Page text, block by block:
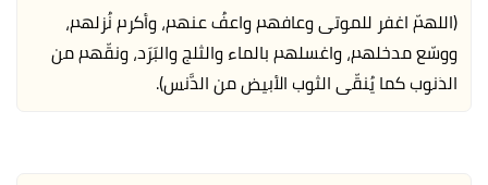
(اللهمّ اغفر للموتى وعافهم واعفُ عنهم، وأكرم نُزلهم،
ووسّع مدخلهم، واغسلهم بالماء والثلج والبَرَد، ونقّهم من
الذنوب كما يُنقّى الثوب الأبيض من الدَّنس).